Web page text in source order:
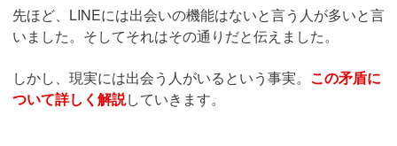
先ほど、LINEには出会いの機能はないと言う人が多いと言
いました。そしてそれはその通りだと伝えました。
しかし、現実には出会う人がいるという事実。 この矛盾に
ついて詳しく解説していきます。